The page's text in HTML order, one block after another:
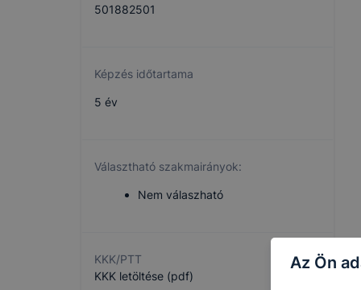
501882501
Képzés időtartama
5 év
Választható szakmairányok:
Nem válaszható
KKK/PTT
KKK letöltése (pdf)
Az Ön